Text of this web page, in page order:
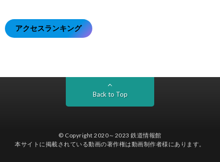
アクセスランキング
Back to Top
© Copyright 2020～2023鉄道情報館
本サイトに掲載されている動画の著作権は動画制作者様にあります。